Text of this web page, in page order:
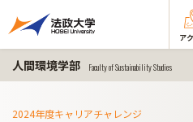
ア
人間環境学部 Faculty of Sustainability Studies
2024年度キャリアチャレンジ